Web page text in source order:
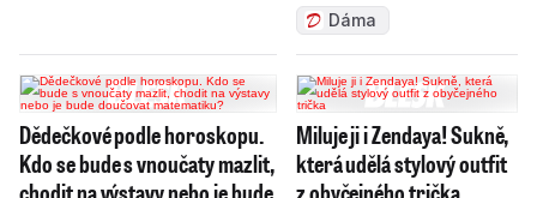
Dáma
Dědečkové podle horoskopu.
Kdo se bude s vnoučaty mazlit,
Miluje ji i Zendaya! Sukně,
která udělá stylový outfit